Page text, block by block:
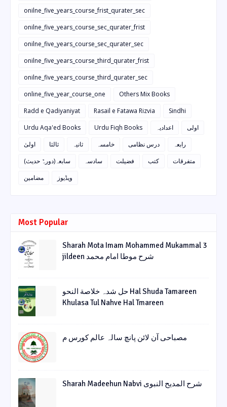
onilne_five_years_course_frist_qurater_sec
onilne_five_years_course_sec_qurater_frist
onilne_five_years_course_sec_qurater_sec
onilne_five_years_course_third_qurater_frist
onilne_five_years_course_third_qurater_sec
online_five_year_course_one
Others Mix Books
Radd e Qadiyaniyat
Rasail e Fatawa Rizvia
Sindhi
Urdu Aqa'ed Books
Urdu Fiqh Books اعدادیہ
اولی
اولیٰ
ثالثا ثانیہ خامسہ درس نظامی
رابعہ
سابعہ(دورہٌ حدیث)
سادسہ فضیلت کتب
متفرقات
مضامین
ویڈیوز
Most Popular
Sharah Mota Imam Mohammed Mukammal 3
jildeen شرح موطا امام محمد
حل شدہ خلاصة النحو Hal Shuda Tamareen
Khulasa Tul Nahve Hal Tmareen
مصباحی آن لائن پانچ سالہ عالم کورس م
Sharah Madeehun Nabvi شرح المدیح النبوی